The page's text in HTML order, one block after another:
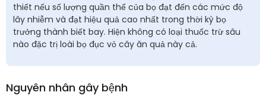
thiết nếu số lượng quần thể của bọ đạt đến các mức độ
lây nhiễm và đạt hiệu quả cao nhất trong thời kỳ bọ
trưởng thành biết bay. Hiện không có loại thuốc trừ sâu
nào đặc trị loài bọ đục vỏ cây ăn quả này cả.
Nguyên nhân gây bệnh